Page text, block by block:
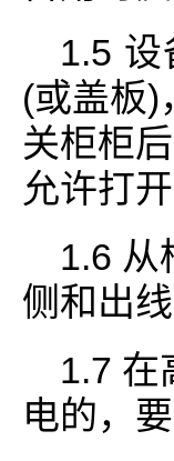
1.5
(或盖板)
关柜柜
允许打开
1.6 从
侧和出
1.7 在
电的，